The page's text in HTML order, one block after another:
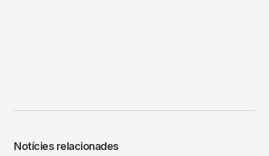
Notícies relacionades